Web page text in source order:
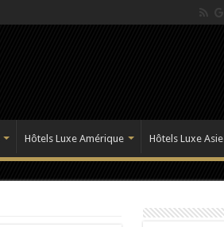
Hôtels Luxe Amérique Hôtels Luxe Asie